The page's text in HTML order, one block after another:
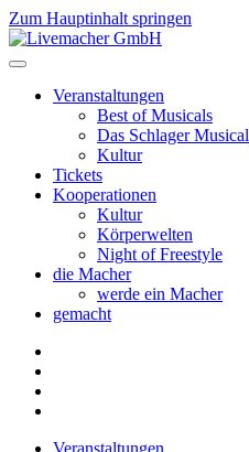
Zum Hauptinhalt springen
Veranstaltungen
Best of Musicals
Das Schlager Musical
Kultur
Tickets
Kooperationen
Kultur
Körperwelten
Night of Freestyle
die Macher
werde ein Macher
gemacht
Veranstaltungen